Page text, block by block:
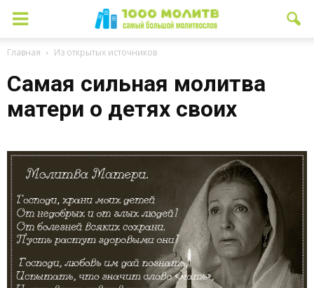
Главная Из открытых источников
Самая сильная молитва
матери о детях своих